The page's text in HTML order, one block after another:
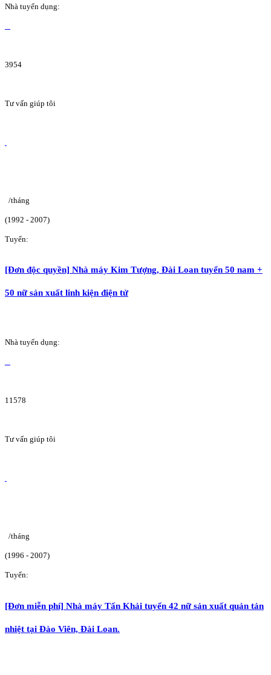
Nhà tuyển dụng:
3954
Tư vấn giúp tôi
/tháng
(1992 - 2007)
Tuyển:
[Đơn độc quyền] Nhà máy Kim Tượng, Đài Loan tuyển 50 nam +
50 nữ sản xuất linh kiện điện tử
Nhà tuyển dụng:
11578
Tư vấn giúp tôi
/tháng
(1996 - 2007)
Tuyển:
[Đơn miễn phí] Nhà máy Tấn Khải tuyển 42 nữ sản xuất quản tản
nhiệt tại Đào Viên, Đài Loan.